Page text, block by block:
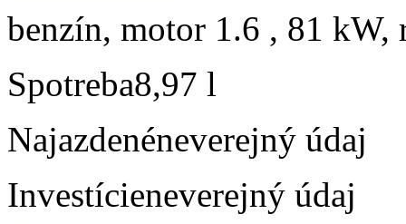
benzín, motor 1.6 , 81 kW,
Spotreba8,97 l
Najazdenéneverejný údaj
Investícieneverejný údaj